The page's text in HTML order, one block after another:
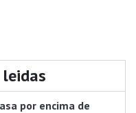
leidas
por encima de